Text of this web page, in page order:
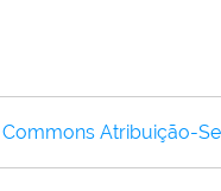
Atribuição-